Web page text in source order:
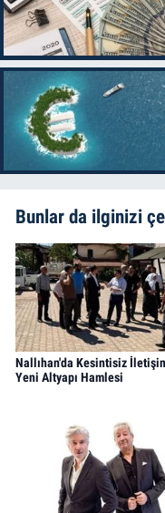
Bunlar da ilginizi
Nallıhan'da Kesintisiz
Yeni Altyapı Hamlesi